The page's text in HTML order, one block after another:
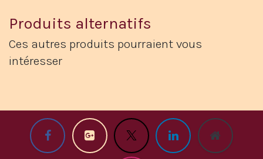
Produits alternatifs
Ces autres produits pourraient vous
intéresser